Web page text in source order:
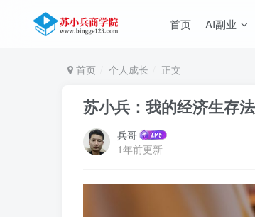
首页 AI副业
首页 个人成长 正文
苏小兵：我的经济生存
兵哥
1年前更新